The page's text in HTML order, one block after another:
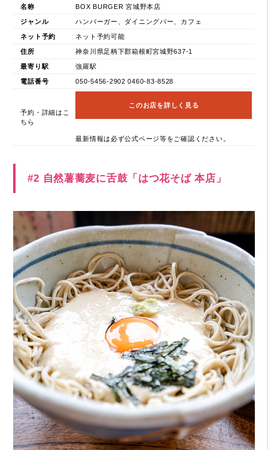
名称 BOX BURGER 宮城野本店
ジャンル ハンバーガー、ダイニングバー、カフェ
ネット予約 ネット予約可能
住所 神奈川県足柄下郡箱根町宮城野637-1
最寄り駅 強羅駅
電話番号 050-5456-2902 0460-83-8528
予約・詳細はこ
ちら
このお店を詳しく見る
最新情報は必ず公式ページ等をご確認ください。
#2 自然薯蕎麦に舌鼓「はつ花そば 本店」